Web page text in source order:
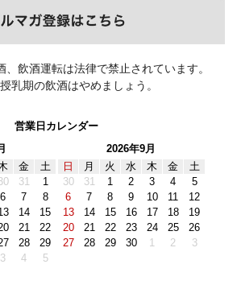
、飲酒運転は法律で禁止されています。
乳期の飲酒はやめましょう。
営業日カレンダー
金
土
31
1
6 7
8
14
15
21
22
28
29
3 4 5
2026年9月
日
月 火 水 木 金
土
30
31 1 2 3 4
5
6
7 8 9 10 11
12
13
14 15 16 17 18
19
20
21 22 23 24 25
26
27
28 29 30 1 2 3